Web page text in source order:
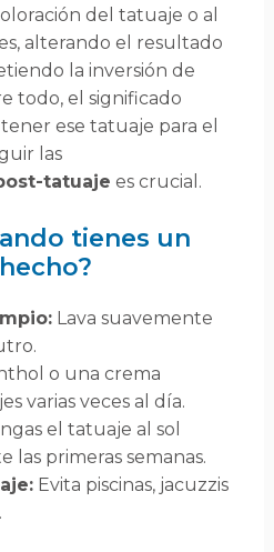
del tatuaje o al
alterando el resultado
la inversión de
todo, el significado
ese tatuaje para el
las
tatuaje es crucial.
tienes un
Lava suavemente
o una crema
varias veces al día.
el tatuaje al sol
primeras semanas.
Evita piscinas, jacuzzis